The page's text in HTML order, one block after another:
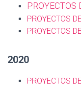
PROYECTOS
PROYECTOS
PROYECTOS
2020
PROYECTOS